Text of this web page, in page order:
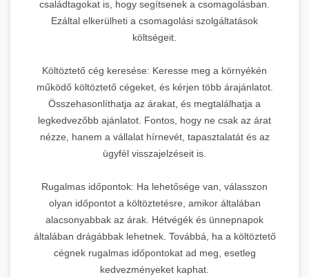
családtagokat is, hogy segítsenek a csomagolásban.
Ezáltal elkerülheti a csomagolási szolgáltatások
költségeit.
Költöztető cég keresése: Keresse meg a környékén
működő költöztető cégeket, és kérjen több árajánlatot.
Összehasonlíthatja az árakat, és megtalálhatja a
legkedvezőbb ajánlatot. Fontos, hogy ne csak az árat
nézze, hanem a vállalat hírnevét, tapasztalatát és az
ügyfél visszajelzéseit is.
Rugalmas időpontok: Ha lehetősége van, válasszon
olyan időpontot a költöztetésre, amikor általában
alacsonyabbak az árak. Hétvégék és ünnepnapok
általában drágábbak lehetnek. Továbbá, ha a költöztető
cégnek rugalmas időpontokat ad meg, esetleg
kedvezményeket kaphat.